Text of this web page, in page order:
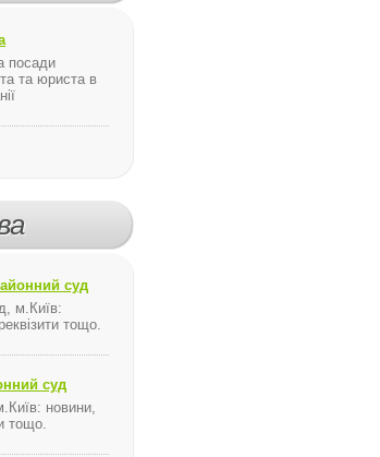
Швеции на Украине Андреас фон Бекерат.
що здійснює державне регулювання у сфері
посади
та юриста в
суд
м.Київ:
тощо.
суд
новини,
тощо.